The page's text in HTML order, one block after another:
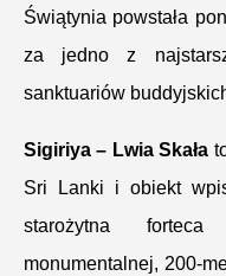
Świątynia powstała
za jedno z
sanktuariów
Sigiriya – Lwia Skała
Sri Lanki i obiekt
starożytna
monumentalnej, 200-